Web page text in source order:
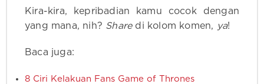
Kira-kira, kepribadian kamu cocok dengan
yang mana, nih? Share di kolom komen, ya!
Baca juga:
8 Ciri Kelakuan Fans Game of Thrones